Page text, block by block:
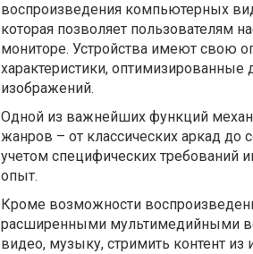
воспроизведения компьютерных
которая позволяет пользователям
мониторе. Устройства имеют свою
характеристики, оптимизированные
изображений.
Одной из важнейших функций
жанров – от классических аркад
учетом специфических требований
опыт.
Кроме возможности
расширенными мультимедийными
видео, музыку, стримить контент из